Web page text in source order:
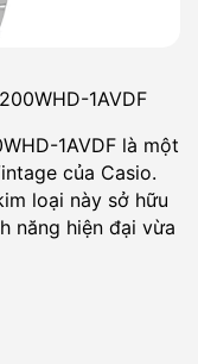
1AVDF
1AVDF là một
của Casio.
loại này sở hữu
năng hiện đại vừa